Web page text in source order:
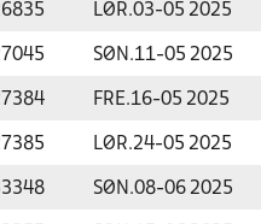
LØR.03-05 2025
SØN.11-05 2025
FRE.16-05 2025
LØR.24-05 2025
SØN.08-06 2025